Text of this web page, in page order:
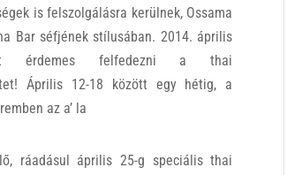
is felszolgálásra kerülnek, Ossama
Bar séfjének stílusában. 2014. április
érdemes felfedezni a thai
Április 12-18 között egy hétig, a
az a’ la
ráadásul április 25-g speciális thai